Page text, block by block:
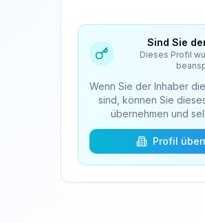
Sind Sie
Dieses Profil
Wenn Sie der Inhaber
sind, können Sie
übernehmen und
Profil